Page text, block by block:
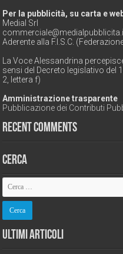
Per la pubblicità, su carta e
Medial Srl
Aderente alla F.I.S.C.
La Voce Alessandrina
sensi del Decreto legislativo del
2, lettera f)
Amministrazione trasparente
Pubblicazione dei Contributi
Recent Comments
Cerca
Ultimi Articoli